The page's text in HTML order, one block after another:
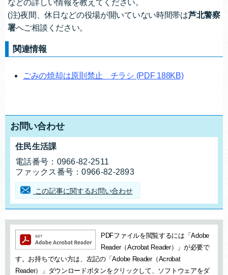
などの詳しい情報を教えてください。
(注)夜間、休日などの役場が開いていない時間帯は芦北警察
署へご相談ください。
関連情報
ごみの焼却は原則禁止 チラシ (PDF 188KB)
お問い合わせ
お問合せ先
住民生活課
電話番号： 0966-82-2511
ファックス番号：0966-82-2893
この記事に関するお問い合わせ
追加情報：PDFファイル
PDFファイルを閲覧するには「Adobe
Reader（Acrobat Reader）」が必要で
す。お持ちでない方は、左記の「Adobe Reader（Acrobat
Reader）」ダウンロードボタンをクリックして、ソフトウェアをダ